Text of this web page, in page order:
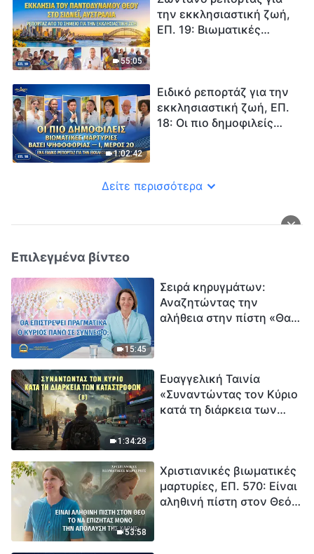
Επιδιώκοντας να είμαι
ένας άνθρωπος αρεστός
55:05
την εκκλησιαστική ζωή,
ΕΠ. 19: Βιωματικές
Σίδνεϊ της Αυστραλίας:
Ανάπτυξη μέσα από
αποτυχίες και αναποδιές
1:02:42
Ειδικό ρεπορτάζ για την
εκκλησιαστική ζωή, ΕΠ.
18: Οι πιο δημοφιλείς
Δείτε περισσότερα
Επιλεγμένα βίντεο
15:45
Σειρά κηρυγμάτων:
Αναζητώντας την
αλήθεια στην πίστη «Θα
1:34:28
Ευαγγελική Ταινία
«Συναντώντας τον Κύριο
κατά τη διάρκεια των
εξαφάνισης». Οι
καταστροφές χτυπούν.
Ξεκινά η αντίστροφη
53:58
Χριστιανικές βιωματικές
μαρτυρίες, ΕΠ. 570: Είναι
αληθινή πίστη στον Θεό